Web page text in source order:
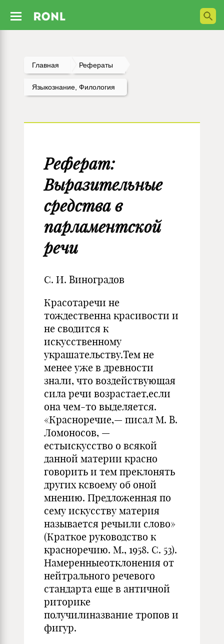
Главная Рефераты
Языкознание, Филология
Реферат:
Выразительные
средства в
парламентской
речи
С. И. Виноградов
Красотаречи не
тождественна красивости и
не сводится к
искусственному
украшательству.Тем не
менее уже в древности
знали, что воздействующая
сила речи возрастает,если
она чем-то выделяется.
«Красноречие,— писал М. В.
Ломоносов, —
естьискусство о всякой
данной материи красно
говорить и тем преклонять
других ксвоему об оной
мнению. Предложенная по
сему искусству материя
называется речьили слово»
(Краткое руководство к
красноречию. М., 1958. С. 53).
Намеренныеотклонения от
нейтрального речевого
стандарта еще в античной
риторике
получилиназвание тропов и
фигур.